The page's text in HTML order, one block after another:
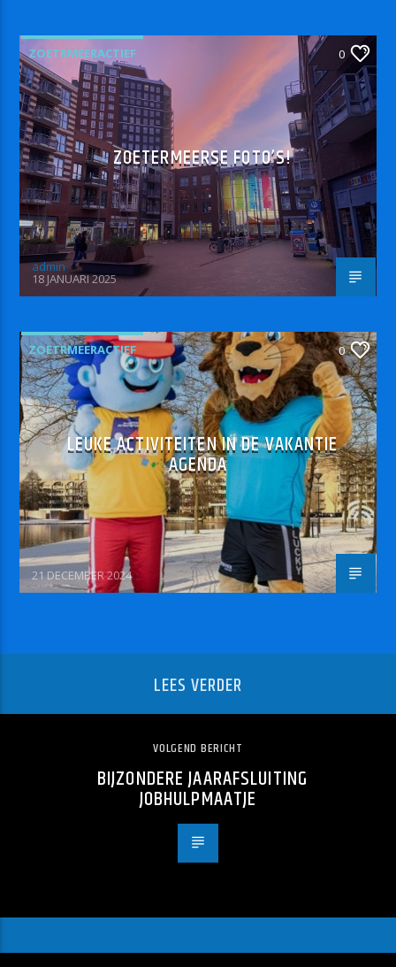
ZOETRMEERACTIEF 0
ZOETERMEERSE FOTO’S!
admin
18 JANUARI 2025
ZOETRMEERACTIEF 0
LEUKE ACTIVITEITEN IN DE VAKANTIE
AGENDA
21 DECEMBER 2024
LEES VERDER
VOLGEND BERICHT
BIJZONDERE JAARAFSLUITING
JOBHULPMAATJE